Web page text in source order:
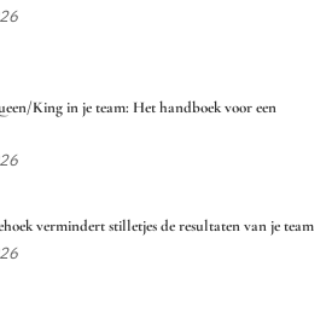
King in je team: Het handboek voor een
vermindert stilletjes de resultaten van je team